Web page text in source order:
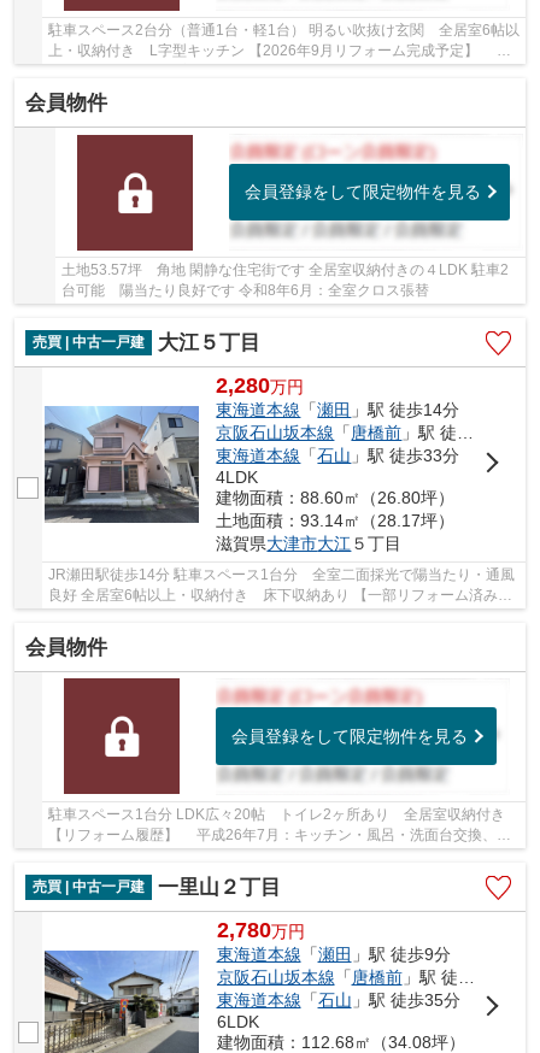
駐車スペース2台分（普通1台・軽1台） 明るい吹抜け玄関 全居室6帖以
上・収納付き L字型キッチン 【2026年9月リフォーム完成予定】 水
会員物件
会員登録をして限定物件を見る
土地53.57坪 角地 閑静な住宅街です 全居室収納付きの４LDK 駐車2
台可能 陽当たり良好です 令和8年6月：全室クロス張替
売買 | 中古一戸建 大江５丁目
2,280万円
東海道本線 「瀬田 」駅 徒歩14分
京阪石山坂本線 「 唐橋前 」駅 徒歩35分
東海道本線 「石山 」駅 徒歩33分
4LDK
建物面積：88.60㎡（26.80坪）
土地面積：93.14㎡（28.17坪）
滋賀県大津市大江 ５丁目
JR瀬田駅徒歩14分 駐車スペース1台分 全室二面採光で陽当たり・通風
良好 全居室6帖以上・収納付き 床下収納あり 【一部リフォーム済み】
会員物件
会員登録をして限定物件を見る
駐車スペース1台分 LDK広々20帖 トイレ2ヶ所あり 全居室収納付き
【リフォーム履歴】 平成26年7月：キッチン・風呂・洗面台交換、
LDKクロス張替、 キッチンフロアタイル張り替え...
売買 | 中古一戸建
一里山２丁目
2,780万円
東海道本線 「瀬田 」駅 徒歩9分
京阪石山坂本線 「 唐橋前」駅 徒歩35分
東海道本線 「石山 」駅 徒歩35分
6LDK
建物面積：112.68㎡（34.08坪）